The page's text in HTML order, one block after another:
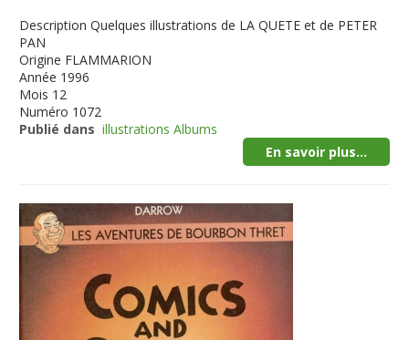
Description Quelques illustrations de LA QUETE et de PETER
PAN
Origine FLAMMARION
Année 1996
Mois 12
Numéro 1072
Publié dans illustrations Albums
En savoir plus...